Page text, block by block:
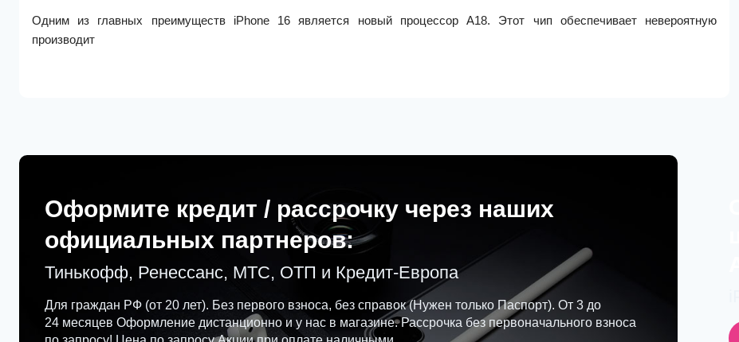
Одним из главных преимуществ iPhone 16 является новый процессор A18. Этот чип обеспечивает невероятную
производит
Оформите кредит / рассрочку через наших
официальных партнеров:
Тинькофф, Ренессанс, МТС, ОТП и Кредит-Европа
Для граждан РФ (от 20 лет). Без первого взноса, без справок (Нужен только Паспорт). От 3 до
24 месяцев Оформление дистанционно и у нас в магазине. Рассрочка без первоначального взноса